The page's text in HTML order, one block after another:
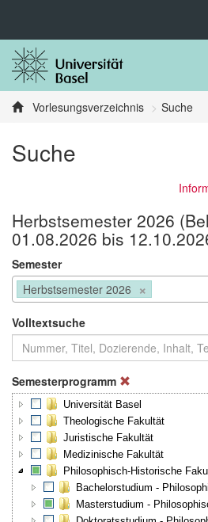
Vorlesungsverzeichnis Suche
Suche
Herbstsemester 2026
01.08.2026 bis
Semester
×
Herbstsemester 2026
Volltextsuche
Semesterprogramm
Universität Basel
Theologische Fakultät
Juristische Fakultät
Medizinische Fakultät
Philosophisch-Historische
Bachelorstudium -
Masterstudium -